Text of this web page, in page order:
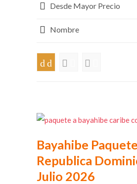
Desde Mayor Precio
Nombre
Bayahibe
Republica
Julio 2026